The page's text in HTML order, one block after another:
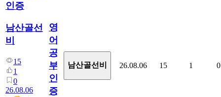
인증
남산골선
비
15
1
0
26.08.06
영
어
공
부
인
증
남산골선비 26.08.06 15 1 0